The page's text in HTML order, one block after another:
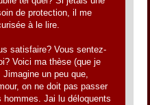
de protection, il me
à le lire.
satisfaire? Vous sentez-
Voici ma thèse (que je
un peu que,
on ne doit pas passer
Jai lu déloquents